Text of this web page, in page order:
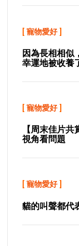
[ 寵物愛好]
因為長相相似
幸運地被收養
[ 寵物愛好]
【周末佳片
視角看問題
[ 寵物愛好]
貓的叫聲都代